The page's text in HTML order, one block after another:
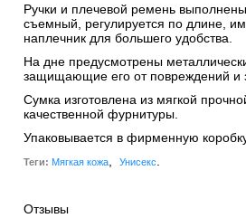
Ручки и плечевой ремень
съемный, регулируется по длине,
наплечник для большего удобства.
На дне предусмотрены
защищающие его от повреждений и
Сумка изготовлена из мягкой
качественной фурнитуры.
Упаковывается в фирменную
Теги: Мягкая кожа Унисекс
Отзывы